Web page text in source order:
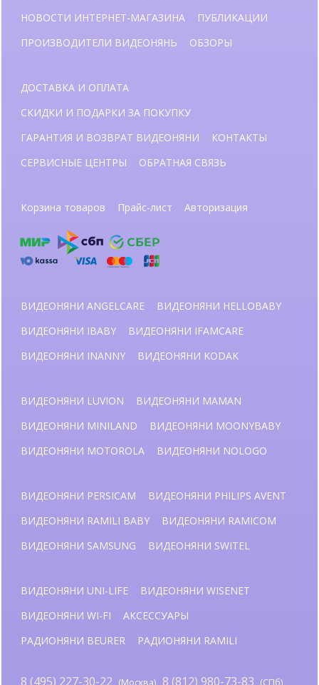
НОВОСТИ ИНТЕРНЕТ-МАГАЗИНА
ПУБЛИКАЦИИ
ПРОИЗВОДИТЕЛИ ВИДЕОНЯНЬ
ОБЗОРЫ
ДОСТАВКА И ОПЛАТА
СКИДКИ И ПОДАРКИ ЗА ПОКУПКУ
ГАРАНТИЯ И ВОЗВРАТ ВИДЕОНЯНИ
КОНТАКТЫ
СЕРВИСНЫЕ ЦЕНТРЫ
ОБРАТНАЯ СВЯЗЬ
Корзина товаров Прайс-лист Авторизация
ВИДЕОНЯНИ ANGELCARE
ВИДЕОНЯНИ HELLOBABY
ВИДЕОНЯНИ IBABY
ВИДЕОНЯНИ IFAMCARE
ВИДЕОНЯНИ INANNY
ВИДЕОНЯНИ KODAK
ВИДЕОНЯНИ LUVION
ВИДЕОНЯНИ MAMAN
ВИДЕОНЯНИ MINILAND
ВИДЕОНЯНИ MOONYBABY
ВИДЕОНЯНИ MOTOROLA
ВИДЕОНЯНИ NOLOGO
ВИДЕОНЯНИ PERSICAM
ВИДЕОНЯНИ PHILIPS AVENT
ВИДЕОНЯНИ RAMILI BABY
ВИДЕОНЯНИ RAMICOM
ВИДЕОНЯНИ SAMSUNG
ВИДЕОНЯНИ SWITEL
ВИДЕОНЯНИ UNI-LIFE
ВИДЕОНЯНИ WISENET
ВИДЕОНЯНИ WI-FI
АКСЕССУАРЫ
РАДИОНЯНИ BEURER
РАДИОНЯНИ RAMILI
8 (495) 227-30-22 8 (812) 980-73-83